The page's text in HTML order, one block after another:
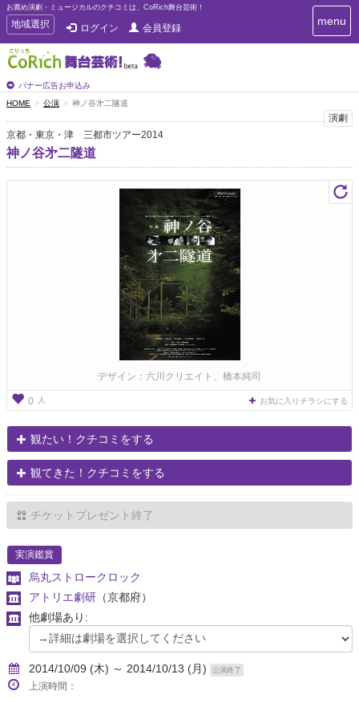
お薦め演劇・ミュージカルのクチコミは、CoRich舞台芸術！
T
o
g
g
e
n
a
v
i
g
地域選択 ログイン 会員登録
バナー広告お申込み
T
o
i
g
menu
HOME 公演 神ノ谷㐧二隧道
演劇
京都・東京・津 三都市ツアー2014
神ノ谷㐧二隧道
デザイン：六川クリエイト、橋本純司
0 人 お気に入りチラシにする
観たい！クチコミをする
観てきた！クチコミをする
チケットプレゼント終了
実演鑑賞
烏丸ストロークロック
アトリエ劇研 （京都府）
他劇場あり:
2014/10/09 (木) ～ 2014/10/13 (月) 公演終了
上演時間：